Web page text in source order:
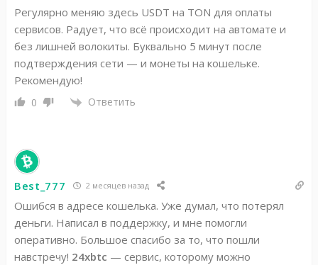
Регулярно меняю здесь USDT на TON для оплаты
сервисов. Радует, что всё происходит на автомате и
без лишней волокиты. Буквально 5 минут после
подтверждения сети — и монеты на кошельке.
Рекомендую!
0 Ответить
Best_777 2 месяцев назад
Ошибся в адресе кошелька. Уже думал, что потерял
деньги. Написал в поддержку, и мне помогли
оперативно. Большое спасибо за то, что пошли
навстречу! 24xbtc — сервис, которому можно